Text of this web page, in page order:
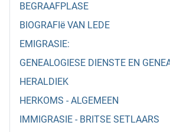
BEGRAAFPLASE
BIOGRAFIë VAN LEDE
EMIGRASIE:
GENEALOGIESE DIENSTE EN
HERALDIEK
HERKOMS - ALGEMEEN
IMMIGRASIE - BRITSE SETLAARS